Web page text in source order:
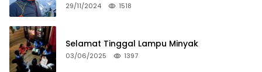
29/11/2024 1518
Selamat Tinggal Lampu Minyak
03/06/2025 1397